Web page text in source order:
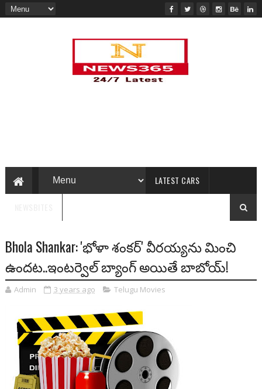
LATEST CARS
Bhola Shankar: 'భోళా శంకర్‌' వీరయ్యను మించి
ఉందట..ఇంటర్వెల్ బ్యాంగ్ అయితే బాబోయ్!
Admin 3 years ago Telugu Movies